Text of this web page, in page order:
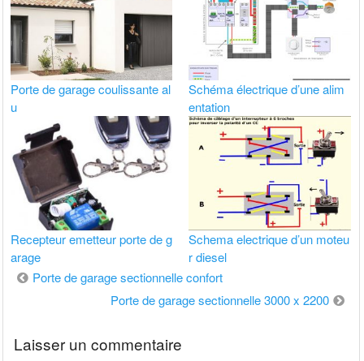
Porte de garage coulissante al
u
Schéma électrique d’une alim
entation
Recepteur emetteur porte de g
arage
Schema electrique d’un moteu
r diesel
Navigation
Porte de garage sectionnelle confort
Porte de garage sectionnelle 3000 x 2200
Laisser un commentaire